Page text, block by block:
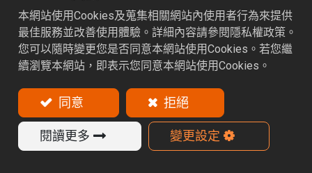
閱讀下一篇
CME 2018 -中國國際機床工具展覽會
本網站使用Cookies及蒐集相關網站內使用者行為來提供
最佳服務並改善使用體驗。詳細內容請參閱隱私權政策。
您可以隨時變更您是否同意本網站使用Cookies。若您繼
續瀏覽本網站，即表示您同意本網站使用Cookies。
同意 拒絕
閱讀更多 變更設定